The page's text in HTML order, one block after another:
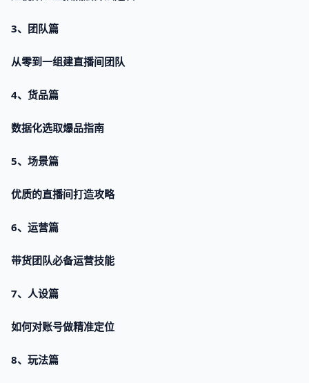
3、团队篇
从零到一组建直播间团队
4、货品篇
数据化选取爆品指南
5、场景篇
优质的直播间打造攻略
6、运营篇
带货团队必备运营技能
7、人设篇
如何对账号做精准定位
8、玩法篇